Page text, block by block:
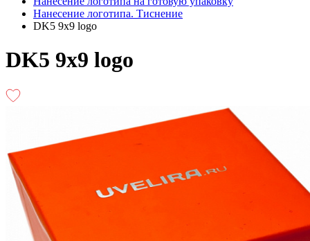
Нанесение логотипа. Тиснение
DK5 9x9 logo
DK5 9x9 logo